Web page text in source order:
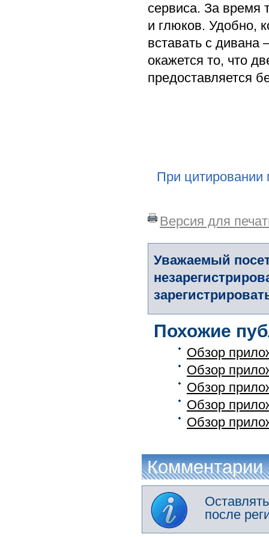
сервиса. За время
и глюков. Удобно,
вставать с
окажется то, что
предоставляется
При цитировании
Версия для
Уважаемый
Похожие
Обзор
Обзор
Обзор
Обзор
Обзор
Комментарии
после